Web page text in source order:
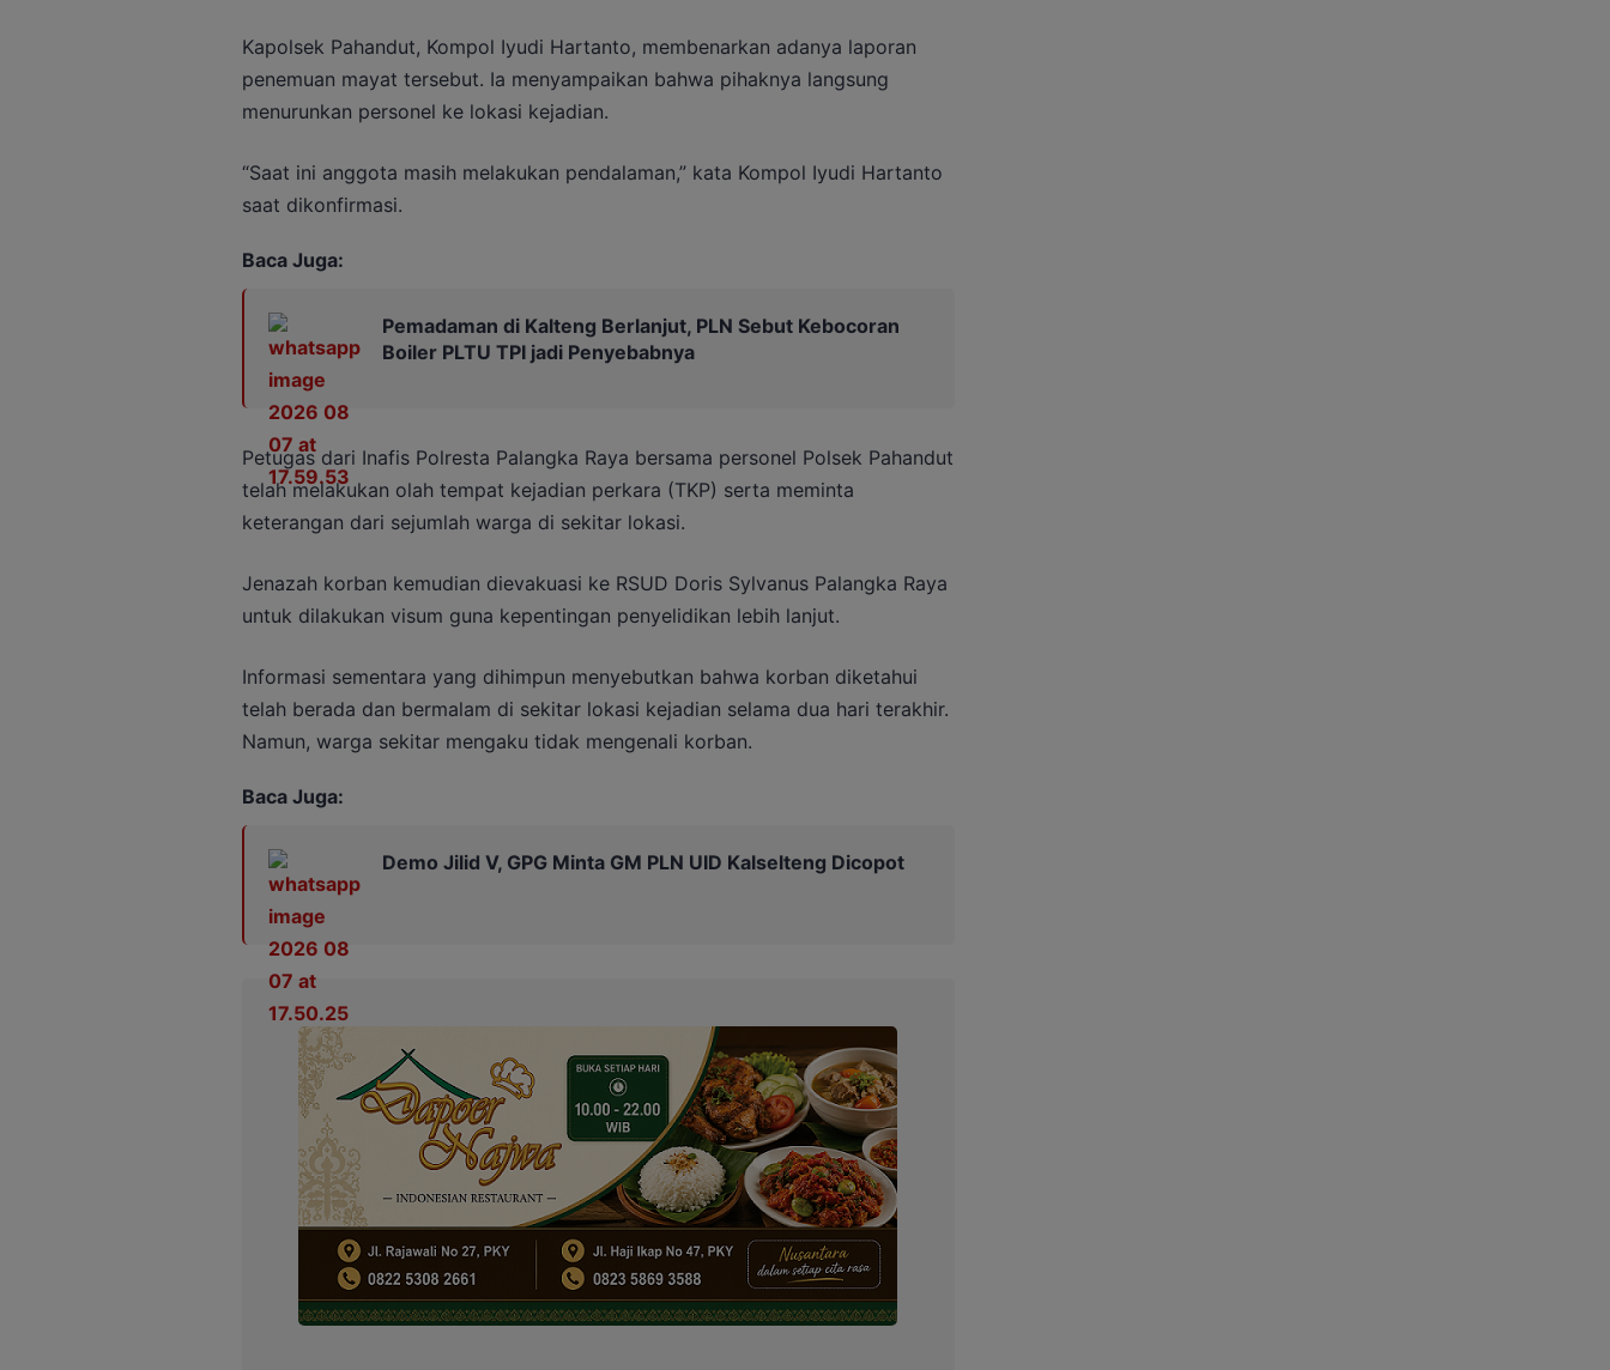
Kapolsek Pahandut, Kompol Iyudi Hartanto, membenarkan adanya laporan
penemuan mayat tersebut. Ia menyampaikan bahwa pihaknya langsung
menurunkan personel ke lokasi kejadian.
“Saat ini anggota masih melakukan pendalaman,” kata Kompol Iyudi Hartanto
saat dikonfirmasi.
Baca Juga:
Pemadaman di Kalteng Berlanjut, PLN Sebut Kebocoran
Boiler PLTU TPI jadi Penyebabnya
Petugas dari Inafis Polresta Palangka Raya bersama personel Polsek Pahandut
telah melakukan olah tempat kejadian perkara (TKP) serta meminta
keterangan dari sejumlah warga di sekitar lokasi.
Jenazah korban kemudian dievakuasi ke RSUD Doris Sylvanus Palangka Raya
untuk dilakukan visum guna kepentingan penyelidikan lebih lanjut.
Informasi sementara yang dihimpun menyebutkan bahwa korban diketahui
telah berada dan bermalam di sekitar lokasi kejadian selama dua hari terakhir.
Namun, warga sekitar mengaku tidak mengenali korban.
Baca Juga:
Demo Jilid V, GPG Minta GM PLN UID Kalselteng Dicopot